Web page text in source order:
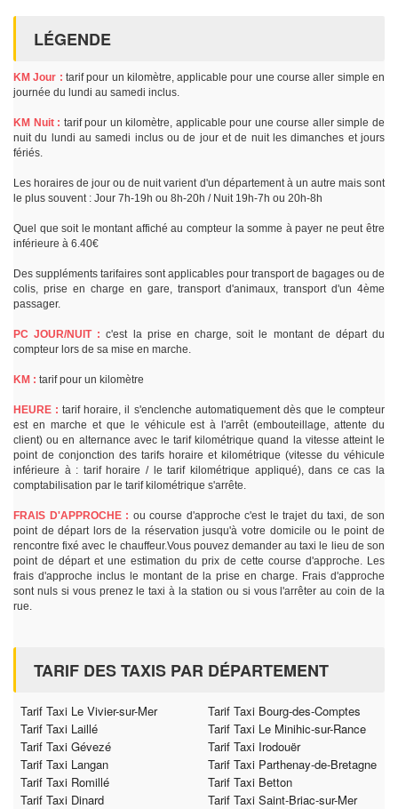
LÉGENDE
KM Jour : tarif pour un kilomètre, applicable pour une course aller simple en
journée du lundi au samedi inclus.
KM Nuit : tarif pour un kilomètre, applicable pour une course aller simple de
nuit du lundi au samedi inclus ou de jour et de nuit les dimanches et jours
fériés.
Les horaires de jour ou de nuit varient d'un département à un autre mais sont
le plus souvent : Jour 7h-19h ou 8h-20h / Nuit 19h-7h ou 20h-8h
Quel que soit le montant affiché au compteur la somme à payer ne peut être
inférieure à 6.40€
Des suppléments tarifaires sont applicables pour transport de bagages ou de
colis, prise en charge en gare, transport d'animaux, transport d'un 4ème
passager.
PC JOUR/NUIT : c'est la prise en charge, soit le montant de départ du
compteur lors de sa mise en marche.
KM : tarif pour un kilomètre
HEURE : tarif horaire, il s'enclenche automatiquement dès que le compteur
est en marche et que le véhicule est à l'arrêt (embouteillage, attente du
client) ou en alternance avec le tarif kilométrique quand la vitesse atteint le
point de conjonction des tarifs horaire et kilométrique (vitesse du véhicule
inférieure à : tarif horaire / le tarif kilométrique appliqué), dans ce cas la
comptabilisation par le tarif kilométrique s'arrête.
FRAIS D'APPROCHE : ou course d'approche c'est le trajet du taxi, de son
point de départ lors de la réservation jusqu'à votre domicile ou le point de
rencontre fixé avec le chauffeur.Vous pouvez demander au taxi le lieu de son
point de départ et une estimation du prix de cette course d'approche. Les
frais d'approche inclus le montant de la prise en charge. Frais d'approche
sont nuls si vous prenez le taxi à la station ou si vous l'arrêter au coin de la
rue.
TARIF DES TAXIS PAR DÉPARTEMENT
Tarif Taxi Le Vivier-sur-Mer
Tarif Taxi Bourg-des-Comptes
Tarif Taxi Laillé
Tarif Taxi Le Minihic-sur-Rance
Tarif Taxi Gévezé
Tarif Taxi Irodouër
Tarif Taxi Langan
Tarif Taxi Parthenay-de-Bretagne
Tarif Taxi Romillé
Tarif Taxi Betton
Tarif Taxi Dinard
Tarif Taxi Saint-Briac-sur-Mer